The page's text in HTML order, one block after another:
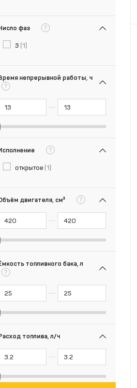
фаз ?
3 (1)
непрерывной работы, ч
?
?
открытое (1)
двигателя, см³ ?
топливного бака, л
?
топлива, л/ч